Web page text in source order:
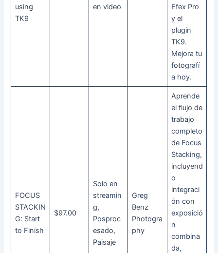
using
TK9
en video
Efex Pro
y el
plugin
TK9.
Mejora tu
fotografí
a hoy.
FOCUS
STACKIN
G: Start
to Finish
$97.00
Solo en
streamin
g,
Posproc
esado,
Paisaje
Greg
Benz
Photogra
phy
Aprende
el flujo de
trabajo
completo
de Focus
Stacking,
incluyend
o
integraci
ón con
exposició
n
combina
da,